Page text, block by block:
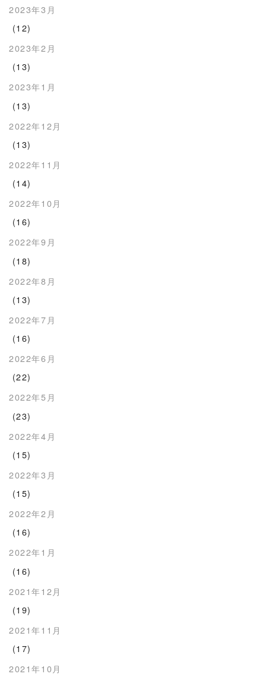
2023年3月
(12)
2023年2月
(13)
2023年1月
(13)
2022年12月
(13)
2022年11月
(14)
2022年10月
(16)
2022年9月
(18)
2022年8月
(13)
2022年7月
(16)
2022年6月
(22)
2022年5月
(23)
2022年4月
(15)
2022年3月
(15)
2022年2月
(16)
2022年1月
(16)
2021年12月
(19)
2021年11月
(17)
2021年10月